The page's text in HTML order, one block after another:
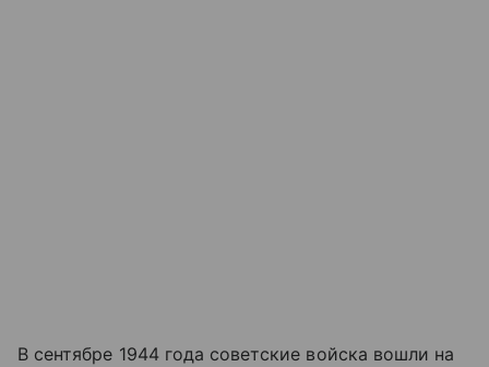
В сентябре 1944 года советские войска вошли на